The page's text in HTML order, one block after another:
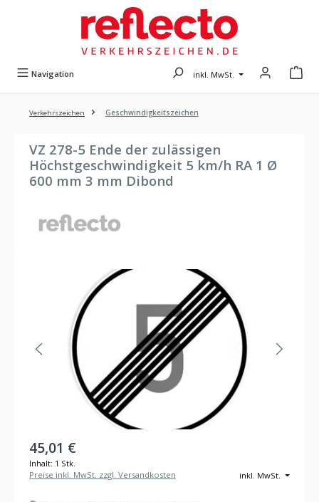
Navigation inkl. MwSt.
Verkehrszeichen Geschwindigkeitszeichen
VZ 278-5 Ende der zulässigen
Höchstgeschwindigkeit 5 km/h RA 1 Ø
600 mm 3 mm Dibond
Bildergalerie überspringen
45,01 €
Inhalt: 1 Stk.
inkl. MwSt.
Preise inkl. MwSt. zzgl. Versandkosten